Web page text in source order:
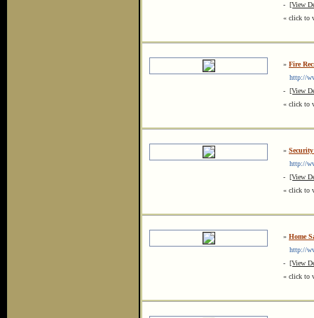
- [View
« click to
» Fire
http://
- [View
« click to
»
http://
- [View
« click to
» Home
http://
- [View
« click to